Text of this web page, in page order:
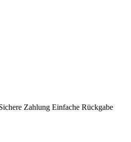
Zahlung Einfache Rückgabe